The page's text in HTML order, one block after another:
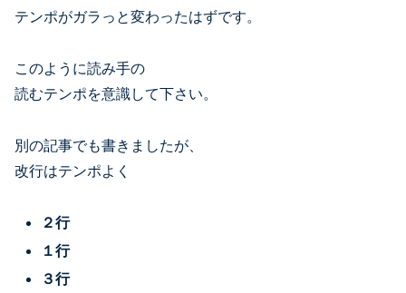
テンポがガラっと変わったはずです。
このように読み手の
読むテンポを意識して下さい。
別の記事でも書きましたが、
改行はテンポよく
２行
１行
３行